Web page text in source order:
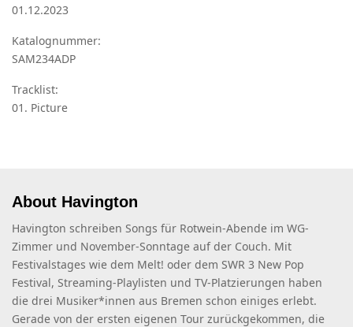
01.12.2023
Katalognummer:
SAM234ADP
Tracklist:
01. Picture
About Havington
Havington schreiben Songs für Rotwein-Abende im WG-
Zimmer und November-Sonntage auf der Couch. Mit
Festivalstages wie dem Melt! oder dem SWR 3 New Pop
Festival, Streaming-Playlisten und TV-Platzierungen haben
die drei Musiker*innen aus Bremen schon einiges erlebt.
Gerade von der ersten eigenen Tour zurückgekommen, die